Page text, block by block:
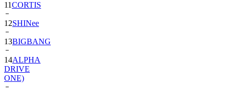
11CORTIS
12SHINee
13BIGBANG
14ALPHA
DRIVE
ONE)